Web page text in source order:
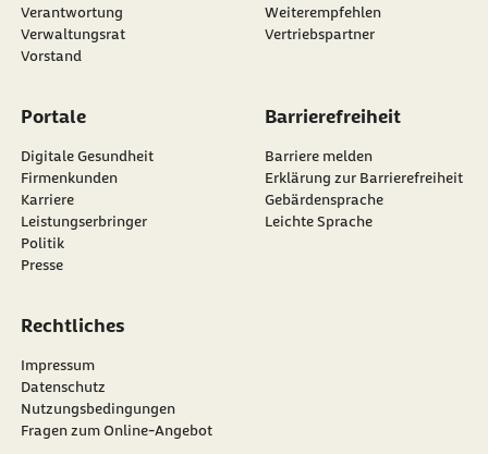
Verantwortung
Verwaltungsrat
Vorstand
externer Link:
Weiterempfehlen
Vertriebspartner
Portale
Digitale Gesundheit
Firmenkunden
Karriere
Leistungserbringer
Politik
Presse
Barrierefreiheit
Barriere melden
Erklärung zur Barrierefreiheit
Gebärdensprache
Leichte Sprache
Rechtliches
Impressum
Datenschutz
Nutzungsbedingungen
Fragen zum Online-Angebot